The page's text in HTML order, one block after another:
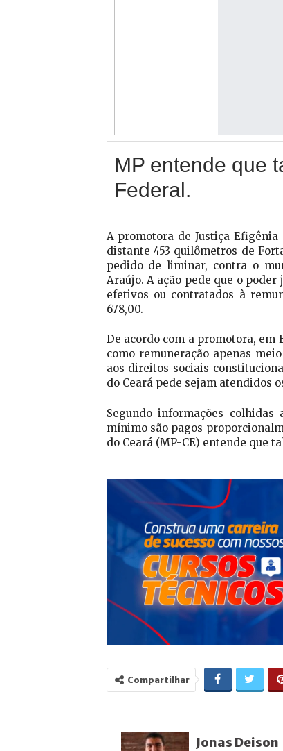
MP entende que
Federal.
A promotora de Justiça
distante 453 quilômetros de
pedido de liminar, contra o
Araújo. A ação pede que o
efetivos ou contratados à
678,00.
De acordo com a promotora, em
como remuneração apenas
aos direitos sociais
do Ceará pede sejam atendidos
Segundo informações
mínimo são pagos
do Ceará (MP-CE) entende que
Compartilhar
Jonas Deison